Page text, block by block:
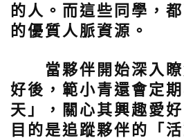
的人。而這些同學，
的優質人脈資源。
當夥伴開始深入瞭
好後，範小青還會定
天」，關心其興趣愛
目的是追蹤夥伴的「